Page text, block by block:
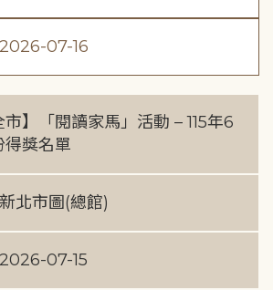
2026-07-16
市】「閱讀家馬」活動 – 115年6
得獎名單
新北市圖(總館)
2026-07-15